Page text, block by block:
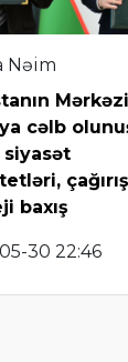
Nəim
Mərkəzi
cəlb
baxış
30 22:46